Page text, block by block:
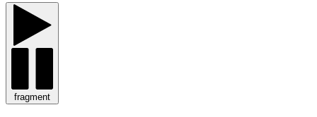
fragment